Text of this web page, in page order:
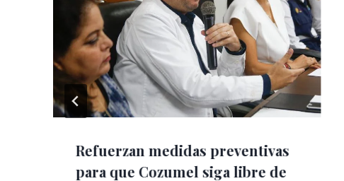
Refuerzan medidas preventivas
para que Cozumel siga libre de